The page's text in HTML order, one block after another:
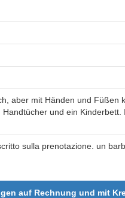
aber mit Händen und Füßen
und ein
sulla prenotazione. un
auf Rechnung und mit